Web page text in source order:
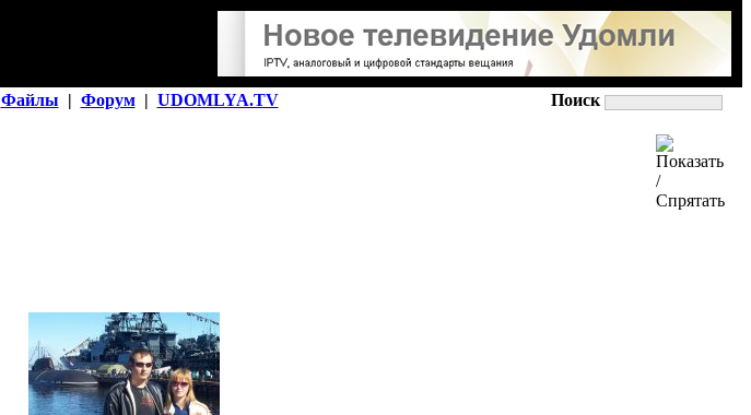
Файлы | Форум | UDOMLYA.TV Поиск